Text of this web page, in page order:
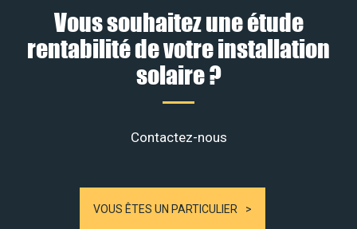
Vous souhaitez une étude
rentabilité de votre installation
solaire ?
Contactez-nous
VOUS ÊTES UN PARTICULIER